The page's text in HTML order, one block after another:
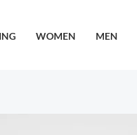
WOMEN MEN